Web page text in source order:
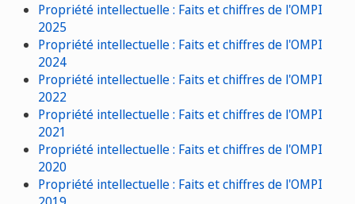
Propriété intellectuelle : Faits et chiffres de l'OMPI
2025
Propriété intellectuelle : Faits et chiffres de l'OMPI
2024
Propriété intellectuelle : Faits et chiffres de l'OMPI
2022
Propriété intellectuelle : Faits et chiffres de l'OMPI
2021
Propriété intellectuelle : Faits et chiffres de l'OMPI
2020
Propriété intellectuelle : Faits et chiffres de l'OMPI